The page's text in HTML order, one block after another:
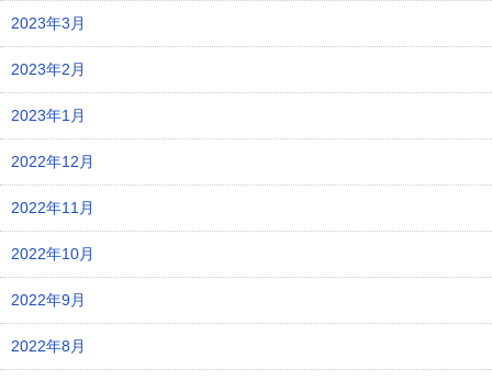
2023年3月
2023年2月
2023年1月
2022年12月
2022年11月
2022年10月
2022年9月
2022年8月